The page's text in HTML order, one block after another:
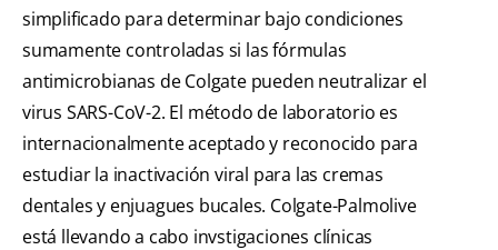
simplificado para determinar bajo condiciones
sumamente controladas si las fórmulas
antimicrobianas de Colgate pueden neutralizar el
virus SARS-CoV-2. El método de laboratorio es
internacionalmente aceptado y reconocido para
estudiar la inactivación viral para las cremas
dentales y enjuagues bucales. Colgate-Palmolive
está llevando a cabo invstigaciones clínicas